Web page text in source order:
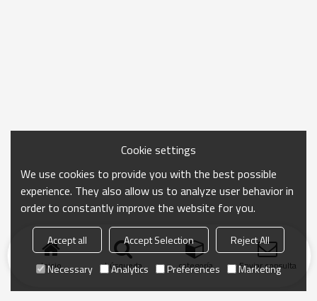
Inicio búsqueda categoría Enviar consulta
Cookie settings
We use cookies to provide you with the best possible
experience. They also allow us to analyze user behavior in
order to constantly improve the website for you.
Accept all Accept Selection
Reject All
Necessary
Analytics Preferences Marketing